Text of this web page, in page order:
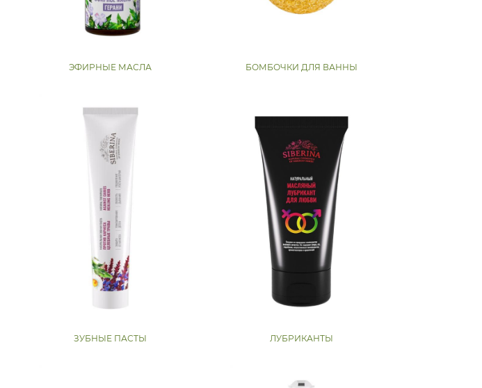
ЭФИРНЫЕ МАСЛА БОМБОЧКИ ДЛЯ ВАННЫ
ЗУБНЫЕ ПАСТЫ ЛУБРИКАНТЫ